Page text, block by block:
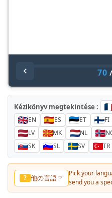
70 /
Kézikönyv megtekintése :
EN
ES ET FI
LV
MK NL
SK
SL SV TR
? 他の言語？
Pick your
send you a